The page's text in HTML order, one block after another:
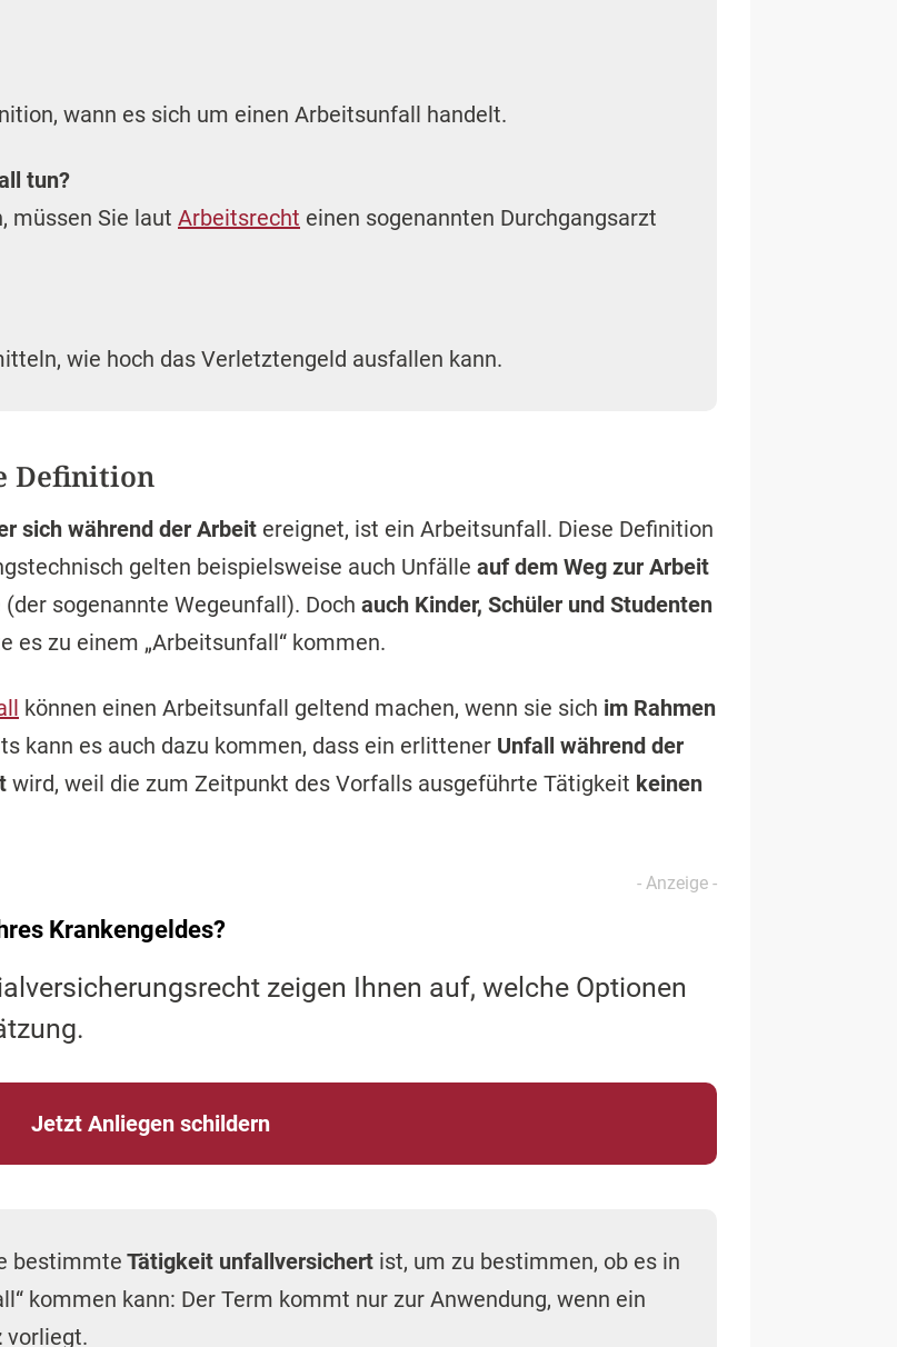
wann es sich um einen Arbeitsunfall handelt.
tun?
müssen Sie laut Arbeitsrecht einen sogenannten Durchgangsarzt
wie hoch das Verletztengeld ausfallen kann.
Definition
sich während der Arbeit ereignet, ist ein Arbeitsunfall. Diese Definition
gelten beispielsweise auch Unfälle auf dem Weg zur Arbeit
sogenannte Wegeunfall). Doch auch Kinder, Schüler und Studenten
es zu einem „Arbeitsunfall“ kommen.
können einen Arbeitsunfall geltend machen, wenn sie sich im Rahmen
kann es auch dazu kommen, dass ein erlittener Unfall während der
wird, weil die zum Zeitpunkt des Vorfalls ausgeführte Tätigkeit keinen
Krankengeldes?
zeigen Ihnen auf, welche Optionen
Jetzt Anliegen schildern
bestimmte Tätigkeit unfallversichert ist, um zu bestimmen, ob es in
kommen kann: Der Term kommt nur zur Anwendung, wenn ein
vorliegt.